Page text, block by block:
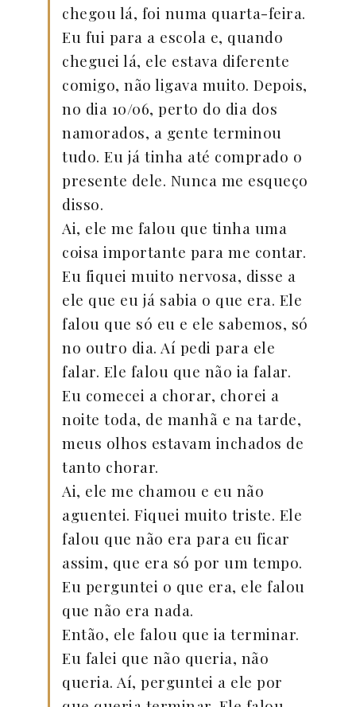
chegou lá, foi numa quarta-feira.
Eu fui para a escola e, quando
cheguei lá, ele estava diferente
comigo, não ligava muito. Depois,
no dia 10/06, perto do dia dos
namorados, a gente terminou
tudo. Eu já tinha até comprado o
presente dele. Nunca me esqueço
disso.
Ai, ele me falou que tinha uma
coisa importante para me contar.
Eu fiquei muito nervosa, disse a
ele que eu já sabia o que era. Ele
falou que só eu e ele sabemos, só
no outro dia. Aí pedi para ele
falar. Ele falou que não ia falar.
Eu comecei a chorar, chorei a
noite toda, de manhã e na tarde,
meus olhos estavam inchados de
tanto chorar.
Ai, ele me chamou e eu não
aguentei. Fiquei muito triste. Ele
falou que não era para eu ficar
assim, que era só por um tempo.
Eu perguntei o que era, ele falou
que não era nada.
Então, ele falou que ia terminar.
Eu falei que não queria, não
queria. Aí, perguntei a ele por